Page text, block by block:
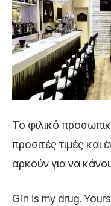
Το φιλικό
προσιτές τιμές
αρκούν για να
Gin is my drug.